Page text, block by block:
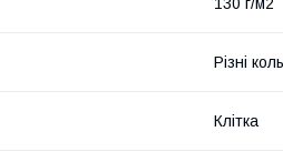
130 г/м2
Різні
Клітка